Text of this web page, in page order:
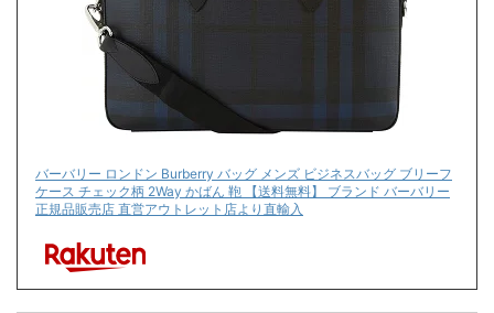
バーバリー ロンドン Burberry バッグ メンズ ビジネスバッグ ブリーフ
ケース チェック柄 2Way かばん 鞄 【送料無料】 ブランド バーバリー
正規品販売店 直営アウトレット店より直輸入